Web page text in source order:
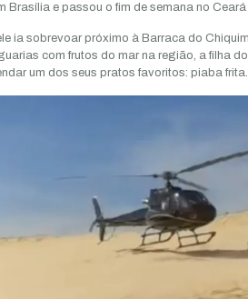
Brasília e passou o fim de semana no
ia sobrevoar próximo à Barraca do
com frutos do mar na região, a filha
um dos seus pratos favoritos: piaba frita.